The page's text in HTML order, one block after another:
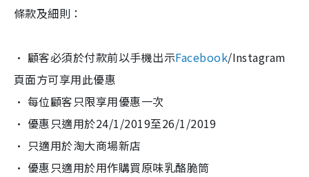
條款及細則：
• 顧客必須於付款前以手機出示Facebook/Instagram
頁面方可享用此優惠
• 每位顧客只限享用優惠一次
• 優惠只適用於24/1/2019至26/1/2019
• 只適用於淘大商場新店
• 優惠只適用於用作購買原味乳酪脆筒